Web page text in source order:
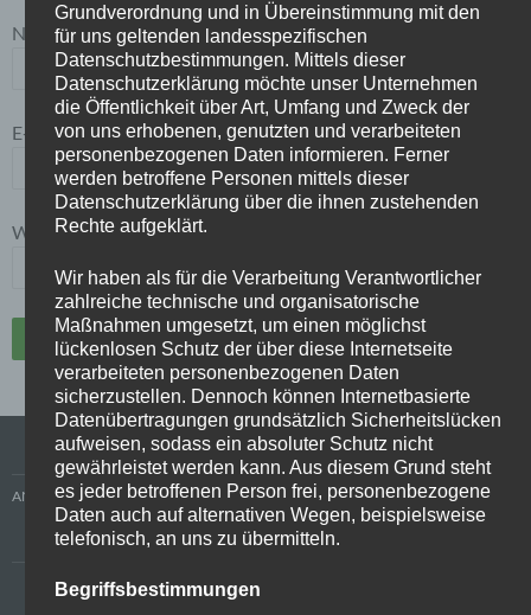
Name*
E-Mail-Adresse*
Website
ANMELDUNG
ANMELDEBOGEN
Grundverordnung und in Übereinstimmung mit den
für uns geltenden landesspezifischen
Datenschutzbestimmungen. Mittels dieser
Datenschutzerklärung möchte unser Unternehmen
die Öffentlichkeit über Art, Umfang und Zweck der
von uns erhobenen, genutzten und verarbeiteten
personenbezogenen Daten informieren. Ferner
werden betroffene Personen mittels dieser
Datenschutzerklärung über die ihnen zustehenden
Rechte aufgeklärt.
Wir haben als für die Verarbeitung Verantwortlicher
zahlreiche technische und organisatorische
Maßnahmen umgesetzt, um einen möglichst
lückenlosen Schutz der über diese Internetseite
verarbeiteten personenbezogenen Daten
sicherzustellen. Dennoch können Internetbasierte
Datenübertragungen grundsätzlich Sicherheitslücken
aufweisen, sodass ein absoluter Schutz nicht
gewährleistet werden kann. Aus diesem Grund steht
es jeder betroffenen Person frei, personenbezogene
Daten auch auf alternativen Wegen, beispielsweise
telefonisch, an uns zu übermitteln.
Begriffsbestimmungen